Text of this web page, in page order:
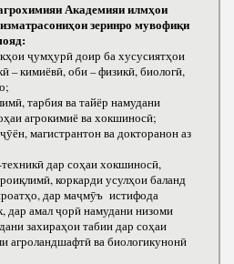
Академияи илмҳои
зеринро мувофиқи
ҷумҳурӣ доир ба хусусиятҳои
– кимиёвӣ, оби – физикӣ, биологӣ,
тарбия ва тайёр намудани
агрокимиё ва хокшиносӣ;
магистрантон ва докторанон аз
дар соҳаи хокшиносӣ,
коркарди усулҳои баланд
дар маҷмӯъ истифода
дар амал ҷорӣ намудани низоми
захираҳои табии дар соҳаи
агроландшафтӣ ва биологикунонӣ